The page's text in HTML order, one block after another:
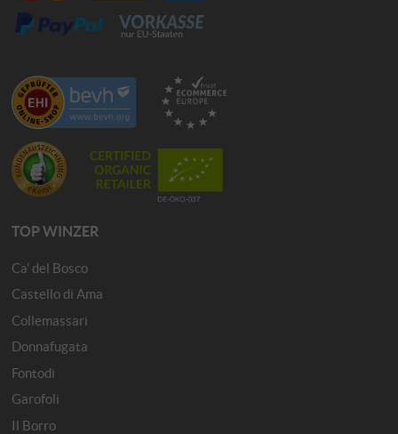
TOP WINZER
Ca' del Bosco
Castello di Ama
Collemassari
Donnafugata
Fontodi
Garofoli
Il Borro